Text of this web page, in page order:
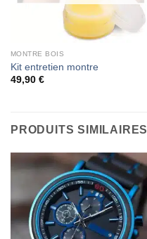
MONTRE BOIS
Kit entretien montre
49,90 €
PRODUITS SIMILAIRES